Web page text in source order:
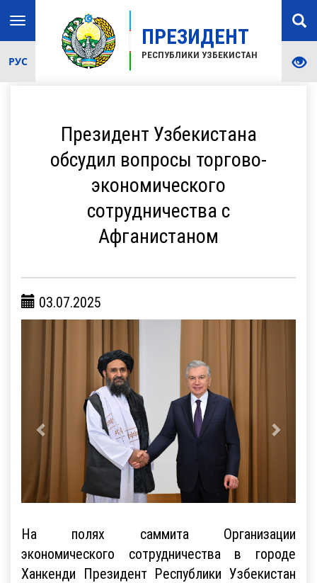
ПРЕЗИДЕНТ
РЕСПУБЛИКИ УЗБЕКИСТАН
Toggle
navigation
РУС
Президент Узбекистана
обсудил вопросы торгово-
экономического
сотрудничества с
Афганистаном
03.07.2025
На полях саммита Организации
экономического сотрудничества в городе
Ханкенди Президент Республики Узбекистан